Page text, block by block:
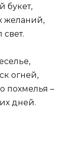
букет,
желаний,
огней,
похмелья –
дней.